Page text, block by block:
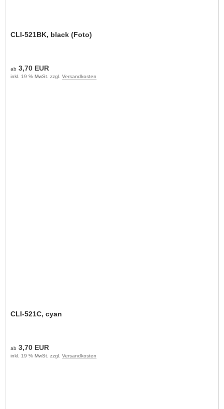
CLI-521BK, black (Foto)
ab 3,70 EUR
inkl. 19 % MwSt. zzgl. Versandkosten
CLI-521C, cyan
ab 3,70 EUR
inkl. 19 % MwSt. zzgl. Versandkosten